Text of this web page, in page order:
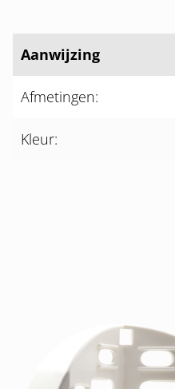
Aanwijzing
Afmetingen:
Kleur: